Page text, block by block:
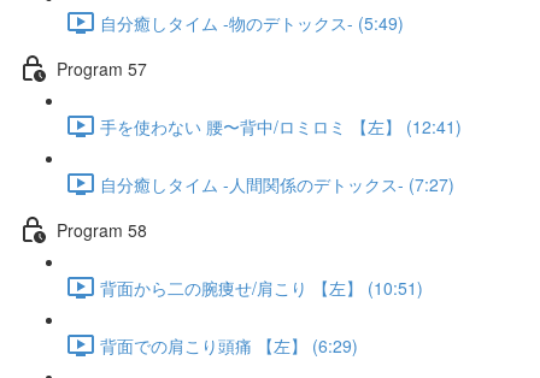
自分癒しタイム -物のデトックス- (5:49)
Program 57
手を使わない 腰〜背中/ロミロミ 【左】 (12:41)
自分癒しタイム -人間関係のデトックス- (7:27)
Program 58
背面から二の腕痩せ/肩こり 【左】 (10:51)
背面での肩こり頭痛 【左】 (6:29)